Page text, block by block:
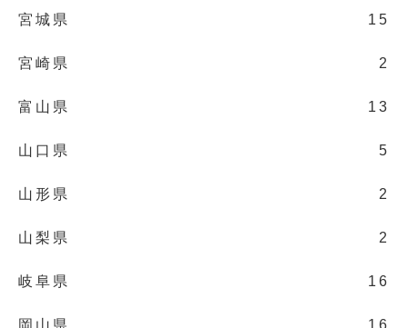
宮城県 15
宮崎県 2
富山県 13
山口県 5
山形県 2
山梨県 2
岐阜県 16